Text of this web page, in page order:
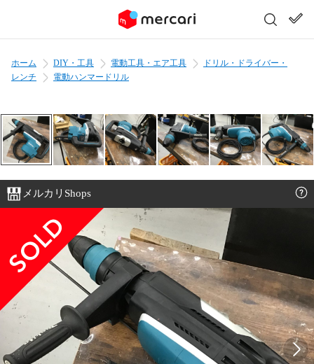
ホーム DIY・工具 電動工具・エア工具
ドリル・ドライバー・
レンチ
電動ハンマードリル
メルカリShops